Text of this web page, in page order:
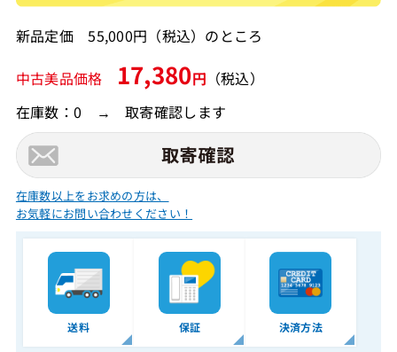
新品定価 55,000円（税込）のところ
中古美品価格 17,380円 （税込）
在庫数：0 → 取寄確認します
在庫数以上をお求めの方は、
お気軽にお問い合わせください！
送料 保証 決済方法